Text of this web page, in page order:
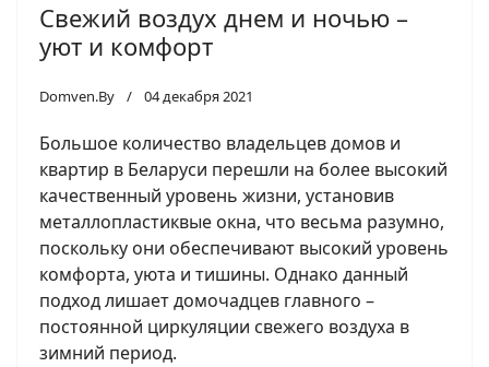
Свежий воздух днем и ночью –
уют и комфорт
Domven.By 04 декабря 2021
Большое количество владельцев домов и
квартир в Беларуси перешли на более высокий
качественный уровень жизни, установив
металлопластиквые окна, что весьма разумно,
поскольку они обеспечивают высокий уровень
комфорта, уюта и тишины. Однако данный
подход лишает домочадцев главного –
постоянной циркуляции свежего воздуха в
зимний период.